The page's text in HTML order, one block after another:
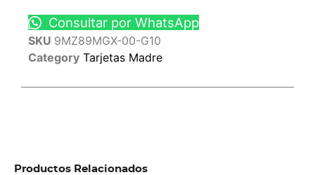
Consultar por WhatsApp
SKU 9MZ89MGX-00-G10
Category Tarjetas Madre
Productos Relacionados